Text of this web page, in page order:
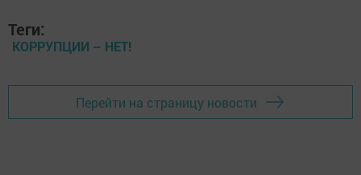
Теги:
КОРРУПЦИИ – НЕТ!
Перейти на страницу новости